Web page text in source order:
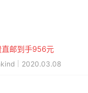
直邮到手956元
｜2020.03.08